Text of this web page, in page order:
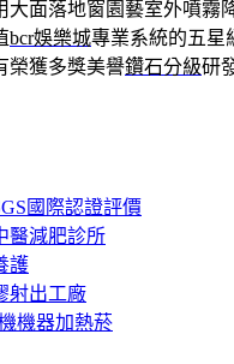
大面落地窗園藝室外噴霧
bcr娛樂城專業系統的五星
榮獲多獎美譽鑽石分級研
國際認證評價
醫減肥診所
護
射出工廠
機器加熱菸